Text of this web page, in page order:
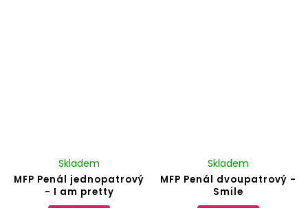
MFP Penál jednopatrový
- I am pretty
Skladem
MFP Penál dvoupatrový -
Smile
Skladem